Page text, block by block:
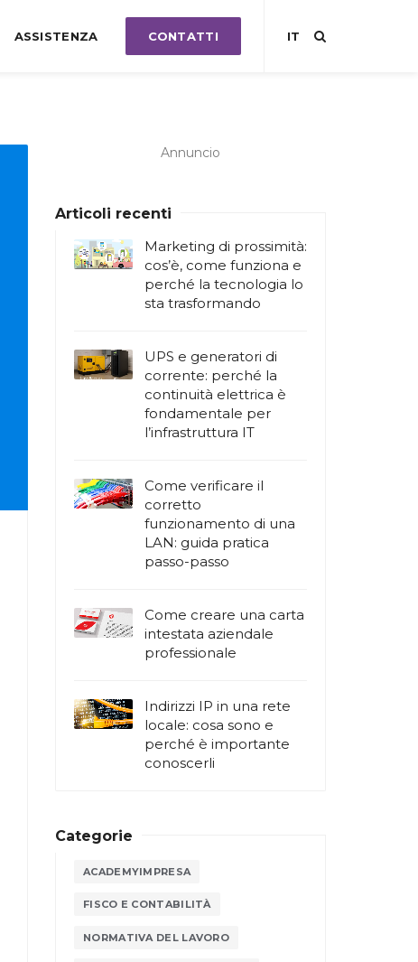
IT
ASSISTENZA CONTATTI
Annuncio
Articoli recenti
Marketing di prossimità:
cos’è, come funziona e
perché la tecnologia lo
sta trasformando
UPS e generatori di
corrente: perché la
continuità elettrica è
fondamentale per
l’infrastruttura IT
Come verificare il
corretto
funzionamento di una
LAN: guida pratica
passo-passo
Come creare una carta
intestata aziendale
professionale
Indirizzi IP in una rete
locale: cosa sono e
perché è importante
conoscerli
Categorie
ACADEMYIMPRESA
FISCO E CONTABILITÀ
NORMATIVA DEL LAVORO